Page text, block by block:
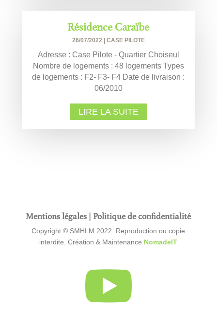
Résidence Caraïbe
26/07/2022 CASE PILOTE
Adresse : Case Pilote - Quartier Choiseul
Nombre de logements : 48 logements Types
de logements : F2- F3- F4 Date de livraison :
06/2010
LIRE LA SUITE
Mentions légales Politique de confidentialité
Copyright © SMHLM 2022. Reproduction ou copie
interdite. Création & Maintenance NomadeIT
